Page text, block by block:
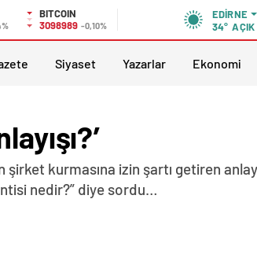
BITCOIN
3098989 -0,10%
EDIRNE
34° AÇIK
Siyaset Yazarlar Ekonomi
kurmasına izin şartı getiren
nedir?” diye sordu…